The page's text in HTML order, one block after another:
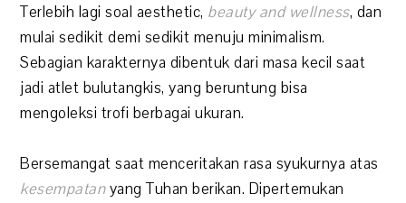
Terlebih lagi soal aesthetic, beauty and wellness, dan
mulai sedikit demi sedikit menuju minimalism.
Sebagian karakternya dibentuk dari masa kecil saat
jadi atlet bulutangkis, yang beruntung bisa
mengoleksi trofi berbagai ukuran.
Bersemangat saat menceritakan rasa syukurnya atas
kesempatanyang Tuhan berikan. Dipertemukan